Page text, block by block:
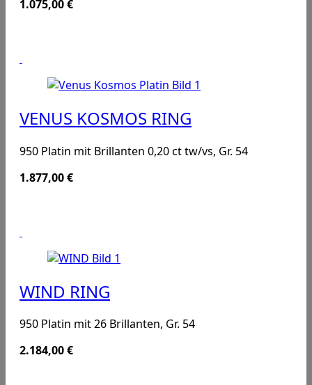
1.075,00€
VENUS KOSMOS RING
950 Platin mit Brillanten 0,20 ct tw/vs, Gr. 54
1.877,00€
WIND RING
950 Platin mit 26 Brillanten, Gr. 54
2.184,00€